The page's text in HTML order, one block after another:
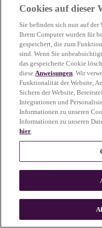
more
n
Cookies auf dieser
Sie befinden sich nun auf der
Ihrem Computer wurden für
gespeichert, die zum
sind. Wenn Sie
das gespeicherte Cookie
dieseAnweisungen. Wir
Funktionalität der Website,
Sichern der Website,
Integrationen und
Informationen zu unseren
Informationen zu unseren
hier.